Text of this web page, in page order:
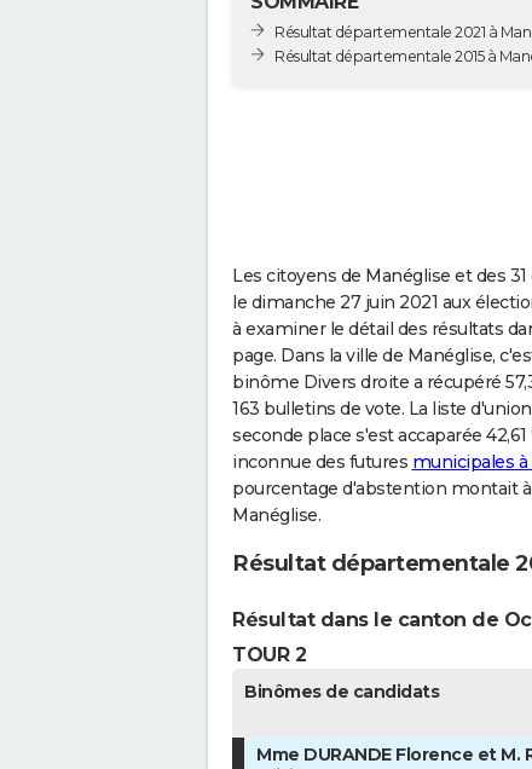
Résultat départementale 2021 à
Résultat départementale 2015 à
Les citoyens de Manéglise et des
le dimanche 27 juin 2021 aux
à examiner le détail des résultats
page. Dans la ville de Manéglise,
binôme Divers droite a récupéré
163 bulletins de vote. La liste
seconde place s'est accaparée
inconnue des futures municipales
pourcentage d'abstention montait à
Manéglise.
Résultat départementale
Résultat dans le canton de
TOUR 2
Binômes de candidats
Mme DURANDE Florence et M.